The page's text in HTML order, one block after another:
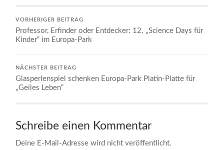
VORHERIGER BEITRAG
Professor, Erfinder oder Entdecker: 12. „Science Days für
Kinder“ im Europa-Park
NÄCHSTER BEITRAG
Glasperlenspiel schenken Europa-Park Platin-Platte für
„Geiles Leben“
Schreibe einen Kommentar
Deine E-Mail-Adresse wird nicht veröffentlicht.